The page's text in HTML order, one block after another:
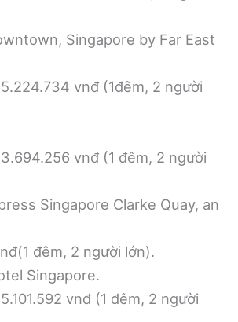
Singapore by Far East
vnđ (1đêm, 2 người
vnđ (1 đêm, 2 người
Singapore Clarke Quay, an
đêm, 2 người lớn).
Singapore.
vnđ (1 đêm, 2 người